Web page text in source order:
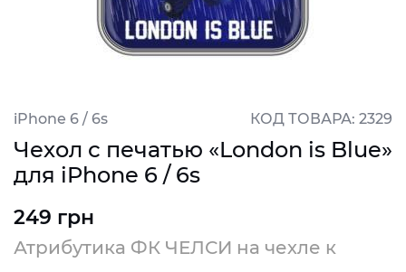
iPhone 6 / 6s КОД ТОВАРА: 2329
Чехол с печатью «London is Blue»
для iPhone 6 / 6s
249 грн
Атрибутика ФК ЧЕЛСИ на чехле к